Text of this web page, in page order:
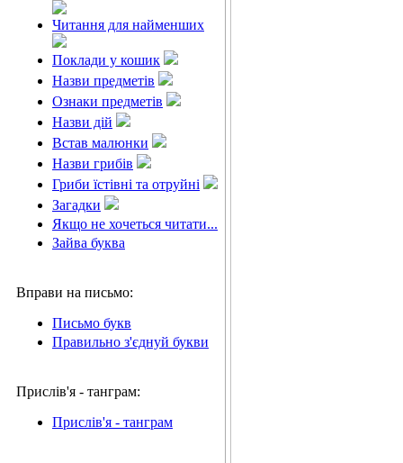
Читання для найменших
Поклади у кошик
Назви предметів
Ознаки предметів
Назви дій
Встав малюнки
Назви грибів
Гриби їстівні та отруйні
Загадки
Якщо не хочеться читати...
Зайва буква
Вправи на письмо:
Письмо букв
Правильно з'єднуй букви
Прислів'я - танграм:
Прислів'я - танграм